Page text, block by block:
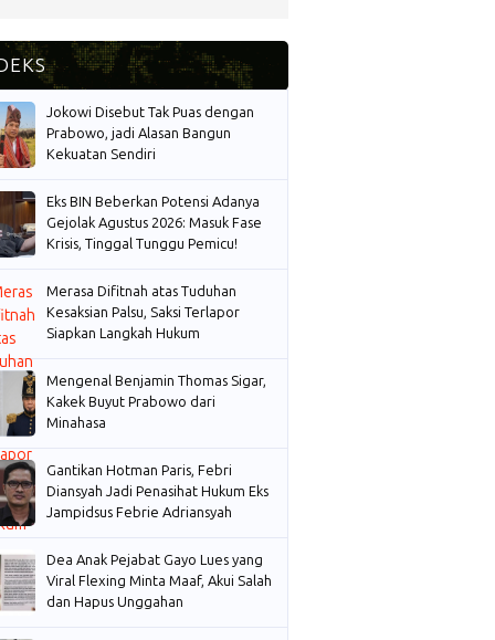
Jokowi Disebut Tak Puas dengan
Prabowo, jadi Alasan Bangun
Kekuatan Sendiri
Eks BIN Beberkan Potensi Adanya
Gejolak Agustus 2026: Masuk Fase
Krisis, Tinggal Tunggu Pemicu!
Merasa Difitnah atas Tuduhan
Kesaksian Palsu, Saksi Terlapor
Siapkan Langkah Hukum
Mengenal Benjamin Thomas Sigar,
Kakek Buyut Prabowo dari
Minahasa
Gantikan Hotman Paris, Febri
Diansyah Jadi Penasihat Hukum Eks
Jampidsus Febrie Adriansyah
Dea Anak Pejabat Gayo Lues yang
Viral Flexing Minta Maaf, Akui Salah
dan Hapus Unggahan